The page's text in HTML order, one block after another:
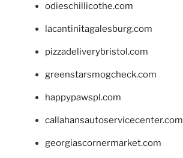
odieschillicothe.com
lacantinitagalesburg.com
pizzadeliverybristol.com
greenstarsmogcheck.com
happypawspl.com
callahansautoservicecenter.com
georgiascornermarket.com